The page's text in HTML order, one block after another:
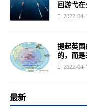
回游弋
2022-04-
提起英
的，而
2022-04-
最新